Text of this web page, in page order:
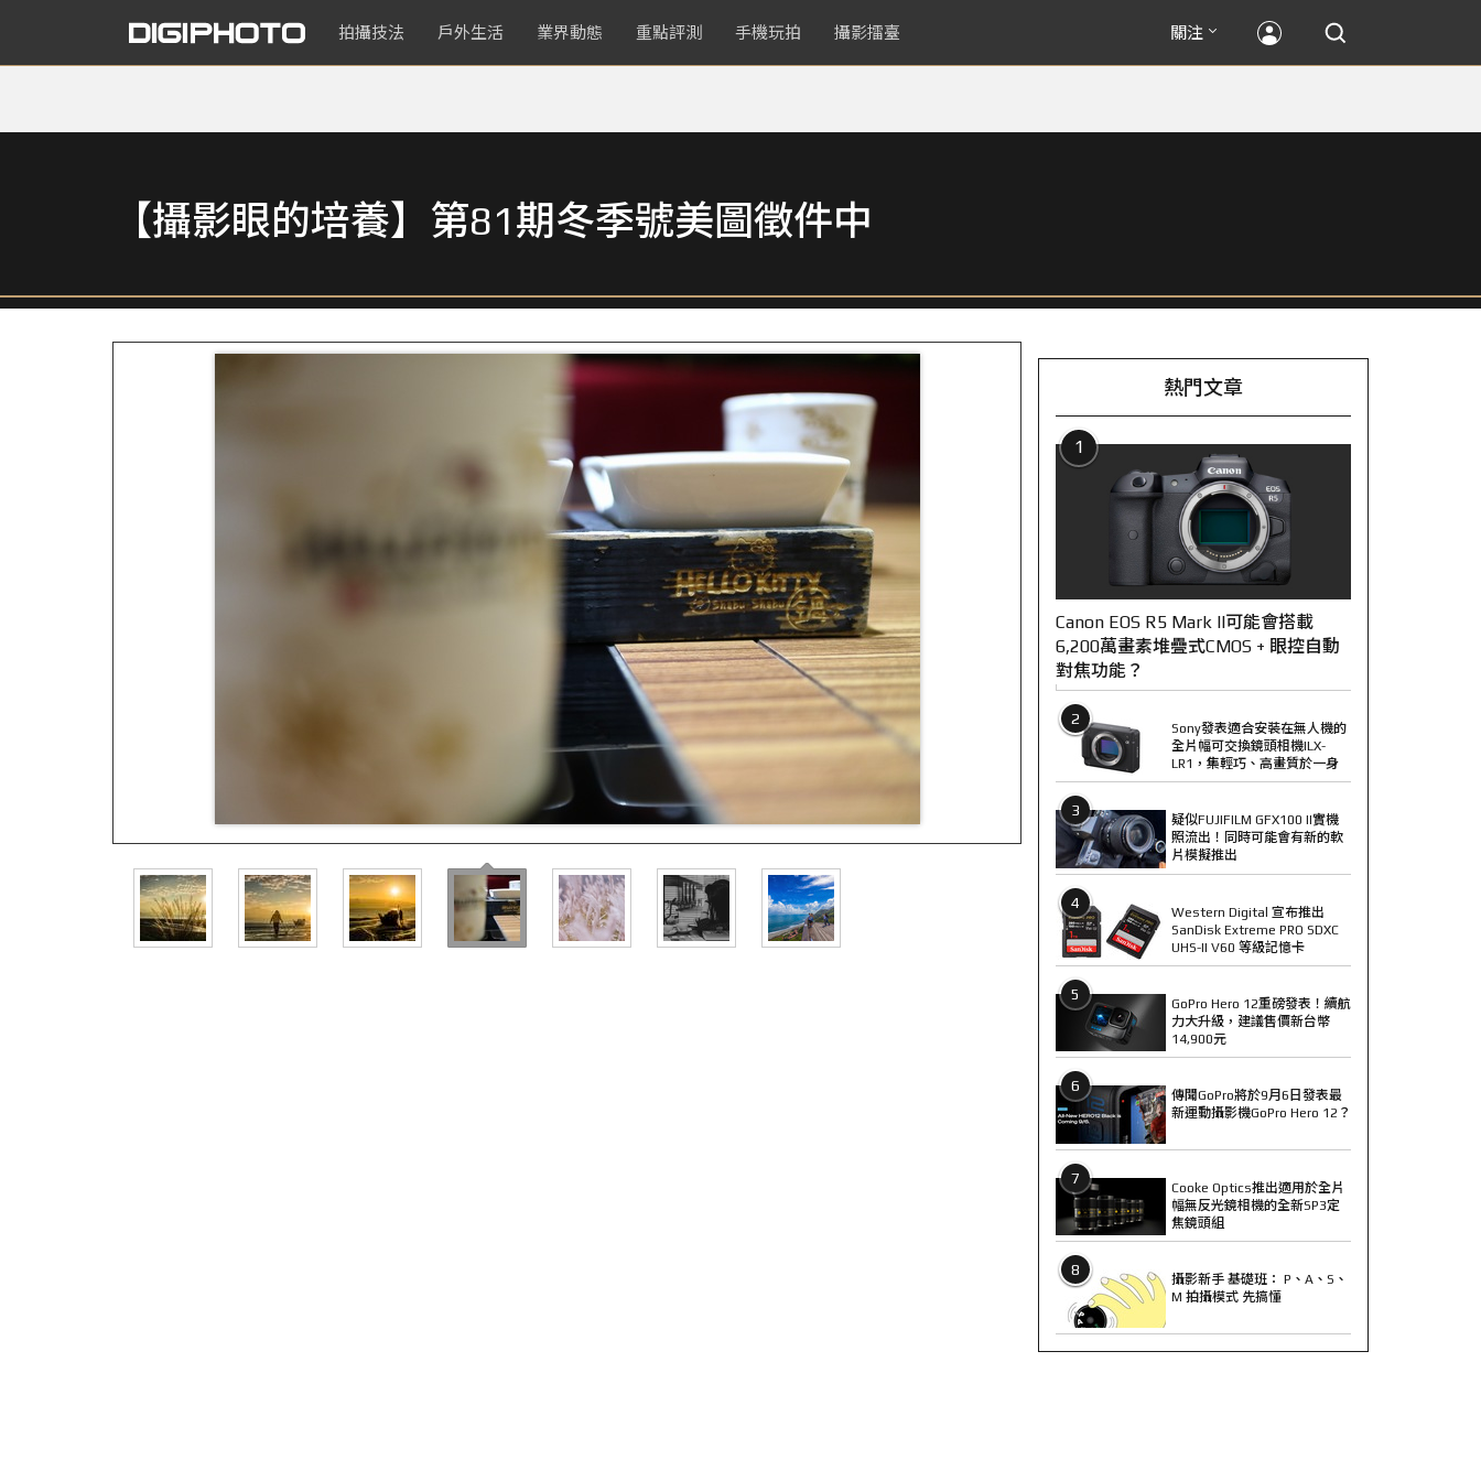
拍攝技法 戶外生活 業界動態 重點評測 手機玩拍 攝影擂臺 關注
【攝影眼的培養】第81期冬季號美圖徵件中
熱門文章
1
Canon EOS R5 Mark II可能會搭載
6,200萬畫素堆疊式CMOS + 眼控自動
對焦功能？
2
Sony發表適合安裝在無人機的
全片幅可交換鏡頭相機ILX-
LR1，集輕巧、高畫質於一身
3
疑似FUJIFILM GFX100 II實機
照流出！同時可能會有新的軟
片模擬推出
4
Western Digital 宣布推出
SanDisk Extreme PRO SDXC
UHS-II V60 等級記憶卡
5
GoPro Hero 12重磅發表！續航
力大升級，建議售價新台幣
14,900元
6
傳聞GoPro將於9月6日發表最
新運動攝影機GoPro Hero 12？
7
Cooke Optics推出適用於全片
幅無反光鏡相機的全新SP3定
焦鏡頭組
8
攝影新手 基礎班： P、A、S、
M 拍攝模式 先搞懂